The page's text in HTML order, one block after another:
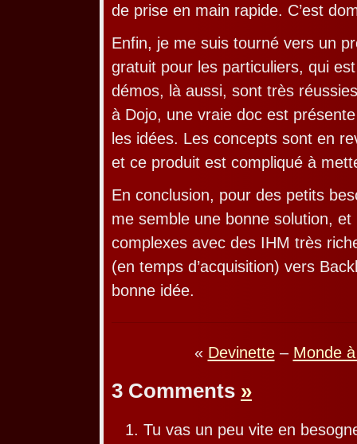
de prise en main rapide. C’est
Enfin, je me suis tourné vers un
gratuit pour les particuliers, qui
démos, là aussi, sont très
à Dojo, une vraie doc est
les idées. Les concepts sont en
et ce produit est compliqué à
En conclusion, pour des petits
me semble une bonne solution,
complexes avec des IHM très
(en temps d’acquisition) vers
bonne idée.
« Devinette– Monde à
3 Comments »
Tu vas un peu vite en